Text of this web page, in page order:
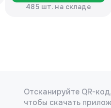
485 шт. на складе
Отсканируйте QR-код,
чтобы скачать